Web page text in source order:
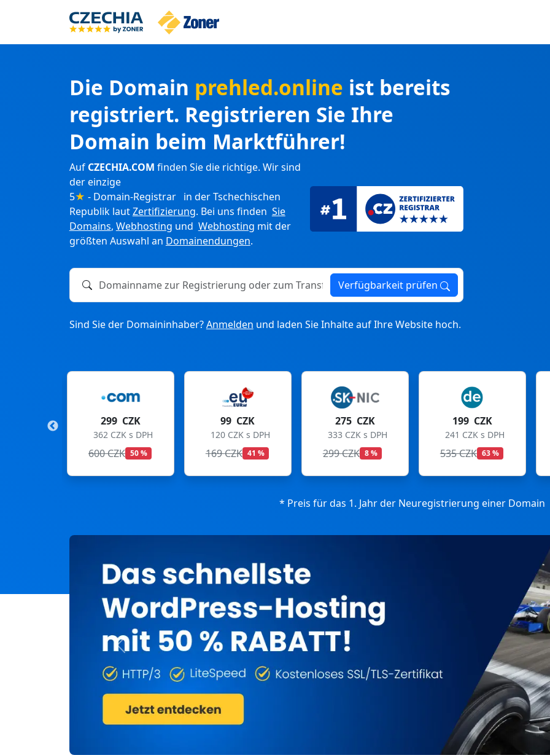
Die Domain prehled.online ist bereits
registriert. Registrieren Sie Ihre
Domain beim Marktführer!
Auf CZECHIA.COM finden Sie die richtige. Wir sind
der einzige
5★ - Domain-Registrar in der Tschechischen
Republik lautZertifizierung. Bei uns finden Sie
Domains, Webhosting und Webhosting mit der
größten Auswahl an Domainendungen.
Domainname zur Registrierung oder zum Transfer Verfügbarkeit prüfen
Sind Sie der Domaininhaber?Anmelden und laden Sie Inhalte auf Ihre Website hoch.
99 CZK
120 CZK s DPH
169 CZK 41 %
275 CZK
333 CZK s DPH
299 CZK 8 %
199 CZK
241 CZK s DPH
535 CZK 63 %
199 CZK
241 CZK s DPH
699 CZK 72 %
* Preis für das 1. Jahr der Neuregistrierung einer Domain
Previous